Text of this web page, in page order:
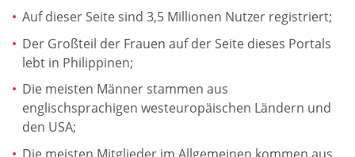
Auf dieser Seite sind 3,5 Millionen Nutzer registriert;
Der Großteil der Frauen auf der Seite dieses Portals
lebt in Philippinen;
Die meisten Männer stammen aus
englischsprachigen westeuropäischen Ländern und
den USA;